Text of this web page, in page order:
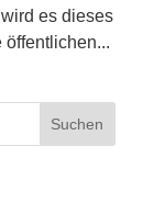
es dieses
öffentlichen...
Suchen